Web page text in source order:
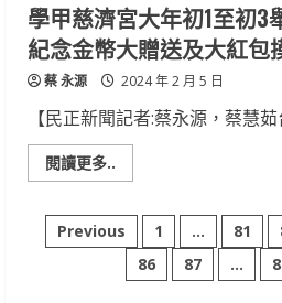
學甲慈濟宮大年初1至初3
紀念金幣大贈送及大紅包
蔡 永源 2024 年 2 月 5 日
【民正新聞記者:蔡永源，蔡慧
閱讀更多..
more
甲
慈
濟
大
文Previous 1 ... 81
86
87 ...